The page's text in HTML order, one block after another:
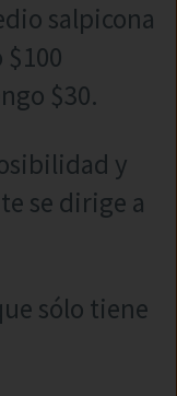
salpicona
$30.
y
se dirige a
sólo tiene